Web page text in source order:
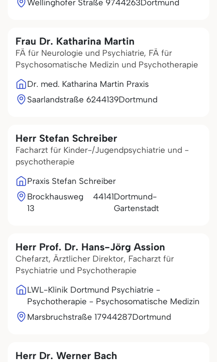
Wellinghofer Straße 9744263Dortmund
Frau Dr. Katharina Martin
FÄ für Neurologie und Psychiatrie, FÄ für
Psychosomatische Medizin und Psychotherapie
Dr. med. Katharina Martin Praxis
Saarlandstraße 6244139Dortmund
Herr Stefan Schreiber
Facharzt für Kinder-/Jugendpsychiatrie und -
psychotherapie
Praxis Stefan Schreiber
Brockhausweg
13
44141Dortmund-
Gartenstadt
Herr Prof. Dr. Hans-Jörg Assion
Chefarzt, Ärztlicher Direktor, Facharzt für
Psychiatrie und Psychotherapie
LWL-Klinik Dortmund Psychiatrie -
Psychotherapie - Psychosomatische Medizin
Marsbruchstraße 17944287Dortmund
Herr Dr. Werner Bach